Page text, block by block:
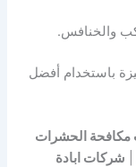
والخنافس.
باستخدام أفضل
مكافحة الحشرات
شركات ابادة